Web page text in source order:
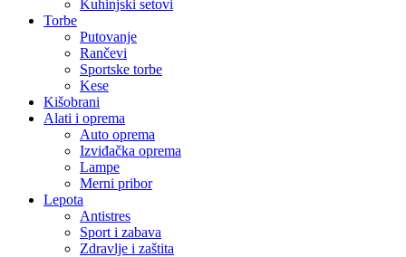
Kuhinjski setovi
Torbe
Putovanje
Rančevi
Sportske torbe
Kese
Kišobrani
Alati i oprema
Auto oprema
Izviđačka oprema
Lampe
Merni pribor
Lepota
Antistres
Sport i zabava
Zdravlje i zaštita